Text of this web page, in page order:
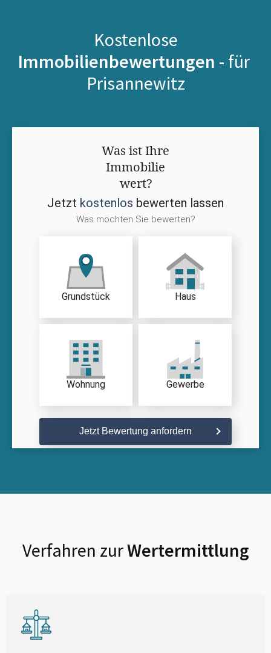
Kostenlose
Immobilienbewertungen - für
Prisannewitz
Was ist Ihre
Immobilie
wert?
Jetzt kostenlos bewerten lassen
Was möchten Sie bewerten?
Grundstück Haus
Wohnung Gewerbe
Jetzt Bewertung anfordern
Verfahren zurWertermittlung